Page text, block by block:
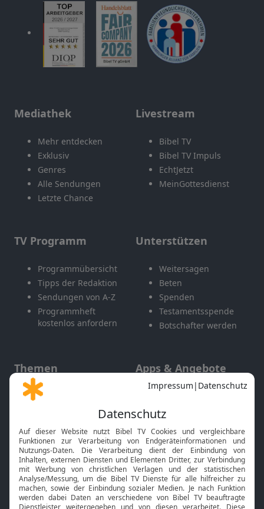
Mediathek
Mehr entdecken
Exklusiv
Genres
Alle Sendungen
Letzte Chance
Livestream
Bibel TV
Bibel TV Impuls
EchtJetzt
MeinGottesdienst
TV Programm
Programmübersicht
Tipps der Redaktion
Sendungen von A-Z
Programmheft
kostenlos anfordern
Unterstützen
Weitersagen
Beten
Spenden
Testamentsspende
Botschafter werden
Themen
Gott und Bibel erklärt
Neuigkeiten
Apps & Angebote
Mobile App
Smart TV
HbbTV
Bibelthek Online-Bibel
Nächster Gottesdienst